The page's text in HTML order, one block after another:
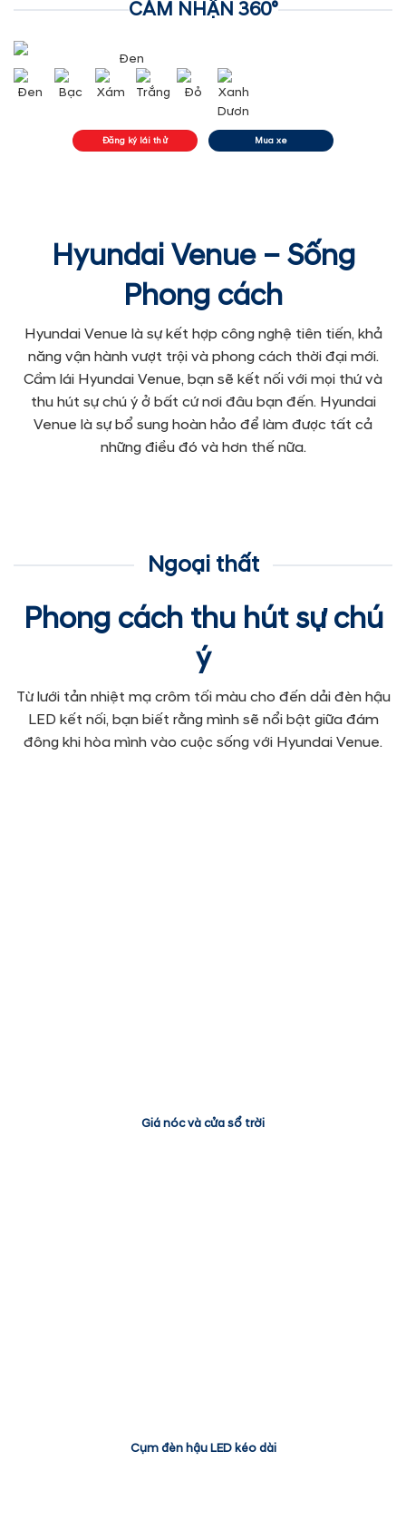
CẢM NHẬN 360°
Đen
Đăng ký lái thử Mua xe
Hyundai Venue – Sống
Phong cách
Hyundai Venue là sự kết hợp công nghệ tiên tiến, khả
năng vận hành vượt trội và phong cách thời đại mới.
Cầm lái Hyundai Venue, bạn sẽ kết nối với mọi thứ và
thu hút sự chú ý ở bất cứ nơi đâu bạn đến. Hyundai
Venue là sự bổ sung hoàn hảo để làm được tất cả
những điều đó và hơn thế nữa.
Ngoại thất
Phong cách thu hút sự chú
ý
Từ lưới tản nhiệt mạ crôm tối màu cho đến dải đèn hậu
LED kết nối, bạn biết rằng mình sẽ nổi bật giữa đám
đông khi hòa mình vào cuộc sống với Hyundai Venue.
Giá nóc và cửa sổ trời
Cụm đèn hậu LED kéo dài